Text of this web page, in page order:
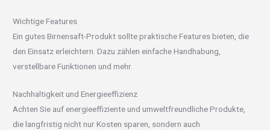
Wichtige Features
Ein gutes Birnensaft-Produkt sollte praktische Features bieten, die
den Einsatz erleichtern. Dazu zählen einfache Handhabung,
verstellbare Funktionen und mehr.
Nachhaltigkeit und Energieeffizienz
Achten Sie auf energieeffiziente und umweltfreundliche Produkte,
die langfristig nicht nur Kosten sparen, sondern auch